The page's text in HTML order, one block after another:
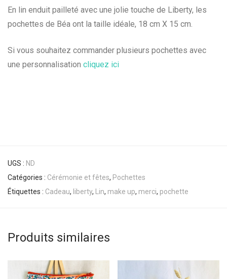
En lin enduit pailleté avec une jolie touche de Liberty, les
pochettes de Béa ont la taille idéale, 18 cm X 15 cm.
Si vous souhaitez commander plusieurs pochettes avec
une personnalisation cliquez ici
UGS : ND
Catégories : Cérémonie et fêtes, Pochettes
Étiquettes : Cadeau, liberty, Lin, make up, merci, pochette
Produits similaires